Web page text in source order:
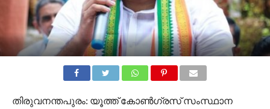
തിരുവനന്തപുരം: യൂത്ത് കോണ്‍ഗ്രസ് സംസ്ഥാന